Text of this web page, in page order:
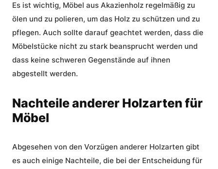
Es ist wichtig, Möbel aus Akazienholz regelmäßig zu
ölen und zu polieren, um das Holz zu schützen und zu
pflegen. Auch sollte darauf geachtet werden, dass die
Möbelstücke nicht zu stark beansprucht werden und
dass keine schweren Gegenstände auf ihnen
abgestellt werden.
Nachteile anderer Holzarten für
Möbel
Abgesehen von den Vorzügen anderer Holzarten gibt
es auch einige Nachteile, die bei der Entscheidung für